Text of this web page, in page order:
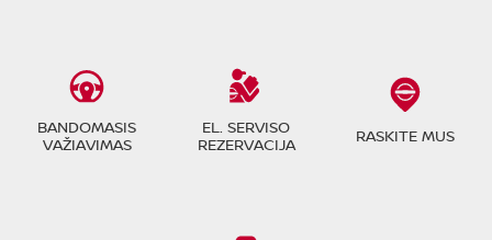
BANDOMASIS
VAŽIAVIMAS
EL. SERVISO
REZERVACIJA
RASKITE MUS